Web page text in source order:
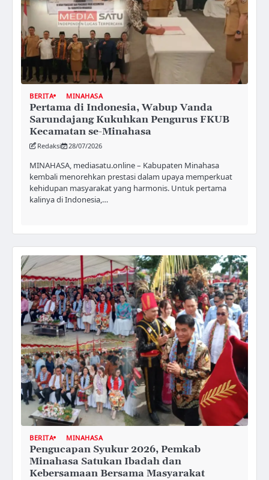
BERITA MINAHASA
Pertama di Indonesia, Wabup Vanda
Sarundajang Kukuhkan Pengurus FKUB
Kecamatan se-Minahasa
Redaksi 28/07/2026
MINAHASA, mediasatu.online – Kabupaten Minahasa
kembali menorehkan prestasi dalam upaya memperkuat
kehidupan masyarakat yang harmonis. Untuk pertama
kalinya di Indonesia,…
BERITA MINAHASA
Pengucapan Syukur 2026, Pemkab
Minahasa Satukan Ibadah dan
Kebersamaan Bersama Masyarakat